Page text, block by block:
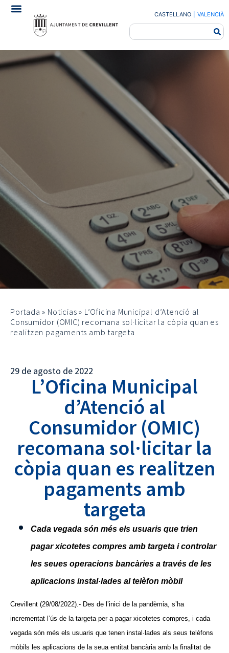
CASTELLANO VALENCIÀ
Portada » Noticias » L’Oficina Municipal d’Atenció al
Consumidor (OMIC) recomana sol·licitar la còpia quan es
realitzen pagaments amb targeta
29 de agosto de 2022
L’Oficina Municipal
d’Atenció al
Consumidor (OMIC)
recomana sol·licitar la
còpia quan es realitzen
pagaments amb
targeta
Cada vegada són més els usuaris que trien
pagar xicotetes compres amb targeta i controlar
les seues operacions bancàries a través de les
aplicacions instal·lades al telèfon mòbil
Crevillent (29/08/2022).- Des de l’inici de la pandèmia, s’ha
incrementat l’ús de la targeta per a pagar xicotetes compres, i cada
vegada són més els usuaris que tenen instal·lades als seus telèfons
mòbils les aplicacions de la seua entitat bancària amb la finalitat de